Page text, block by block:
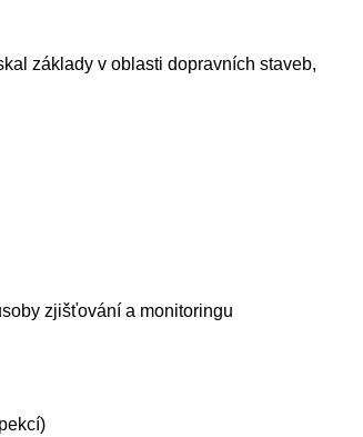
základy v oblasti dopravních staveb,
zjišťování a monitoringu